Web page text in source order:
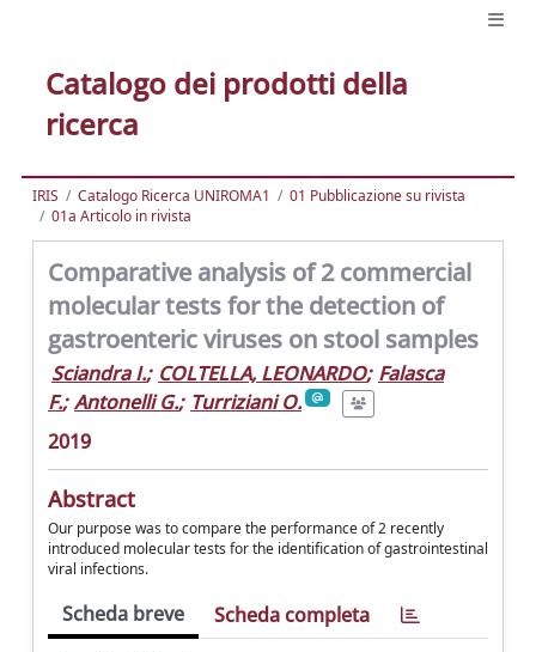
Catalogo dei prodotti della
ricerca
IRIS Catalogo Ricerca UNIROMA1
01 Pubblicazione su rivista
01a Articolo in rivista
Comparative analysis of 2 commercial
molecular tests for the detection of
gastroenteric viruses on stool samples
Sciandra I.; COLTELLA, LEONARDO; Falasca
F.; Antonelli G.; Turriziani O.
2019
Abstract
Our purpose was to compare the performance of 2 recently
introduced molecular tests for the identification of gastrointestinal
viral infections.
Scheda breve Scheda completa